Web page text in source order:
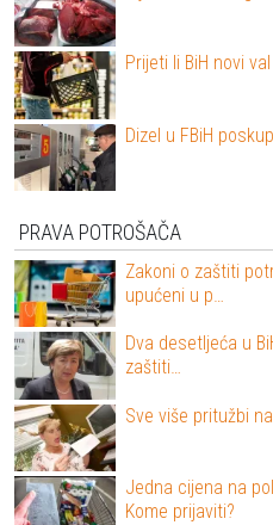
Prijeti li BiH novi
Dizel u FBiH
PRAVA POTROŠAČA
Zakoni o zaštiti
upućeni u p…
Dva desetljeća u
zaštiti…
Sve više pritužbi
Jedna cijena na
Kome prijaviti?